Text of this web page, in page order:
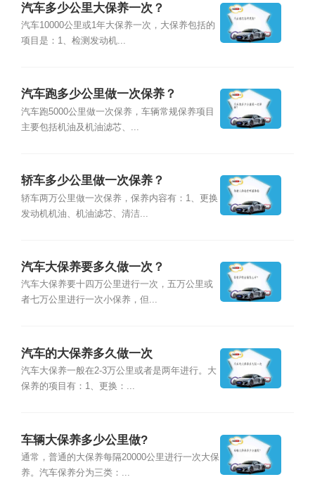
汽车多少公里大保养一次？
汽车10000公里或1年大保养一次，大保养包括的
项目是：1、检测发动机...
汽车跑多少公里做一次保养？
汽车跑5000公里做一次保养，车辆常规保养项目
主要包括机油及机油滤芯、...
轿车多少公里做一次保养？
轿车两万公里做一次保养，保养内容有：1、更换
发动机机油、机油滤芯、清洁...
汽车大保养要多久做一次？
汽车大保养要十四万公里进行一次，五万公里或
者七万公里进行一次小保养，但...
汽车的大保养多久做一次
汽车大保养一般在2-3万公里或者是两年进行。大
保养的项目有：1、更换：...
车辆大保养多少公里做?
通常，普通的大保养每隔20000公里进行一次大保
养。汽车保养分为三类：...